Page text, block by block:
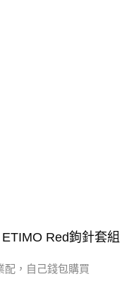
Red鉤針套組
配，自己錢包購買